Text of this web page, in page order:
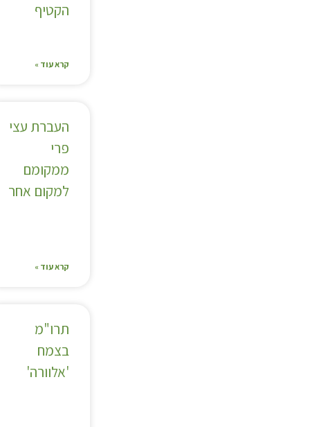
הקטיף
קרא עוד »
העברת עצי
פרי
ממקומם
למקום אחר
קרא עוד »
תרו"מ
בצמח
'אלוורה'